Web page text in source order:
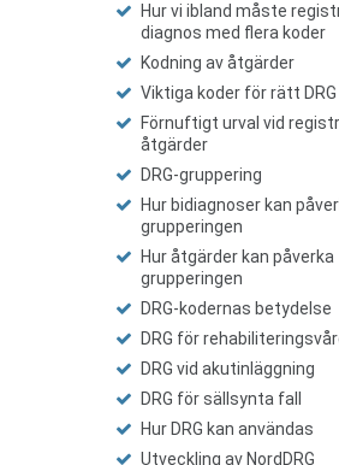
Hur vi ibland måste
diagnos med flera koder
Kodning av åtgärder
Viktiga koder för rätt DRG
Förnuftigt urval vid
åtgärder
DRG-gruppering
Hur bidiagnoser kan
grupperingen
Hur åtgärder kan påverka
grupperingen
DRG-kodernas betydelse
DRG för
DRG vid akutinläggning
DRG för sällsynta fall
Hur DRG kan användas
Utveckling av NordDRG